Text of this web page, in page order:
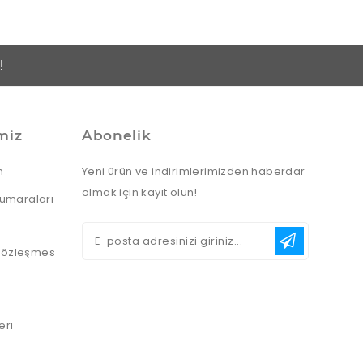
Abonelik
Yeni ürün ve indirimlerimizden haberdar
olmak için kayıt olun!